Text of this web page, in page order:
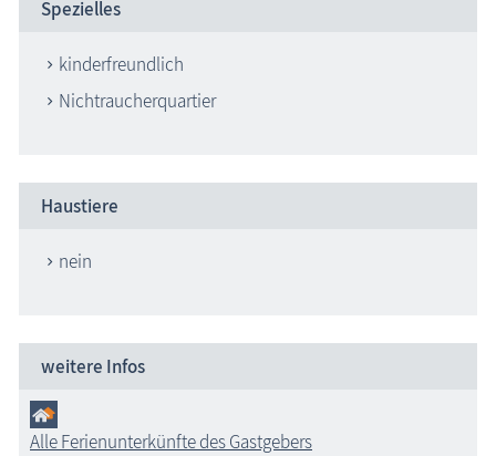
Spezielles
kinderfreundlich
Nichtraucherquartier
Haustiere
nein
weitere Infos
Alle Ferienunterkünfte des Gastgebers